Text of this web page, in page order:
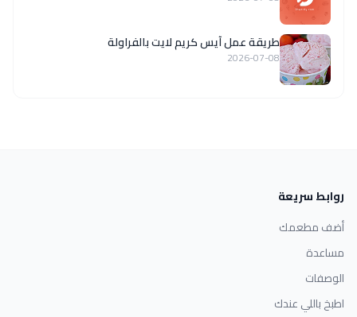
طريقة عمل آيس كريم لايت بالفراولة
2026-07-08
روابط سريعة
أضف مطعمك
مساعدة
الوصفات
اطبخ باللي عندك